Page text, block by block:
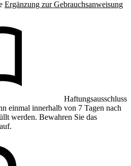
Ergänzung zur Gebrauchsanweisung
Haftungsausschluss
einmal innerhalb von 7 Tagen nach
werden. Bewahren Sie das